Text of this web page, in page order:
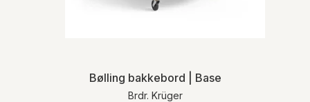
Bølling bakkebord | Base
Brdr. Krüger